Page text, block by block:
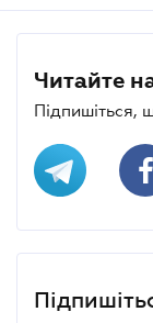
Читайте
Підпишіться,